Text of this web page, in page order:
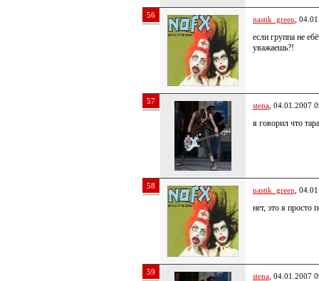
56 nastik_green ,
если группа не
уважаешь?!
57 stena , 04.01.2007
я говорил что
58 nastik_green ,
нет, это я просто
59 stena , 04.01.2007